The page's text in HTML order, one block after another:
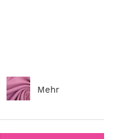
Mehr